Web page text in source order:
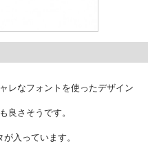
レなフォントを使ったデザイン
良さそうです。
入っています。